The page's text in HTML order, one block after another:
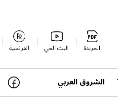
الجريدة البث الحي الفرنسية
الشروق العربي